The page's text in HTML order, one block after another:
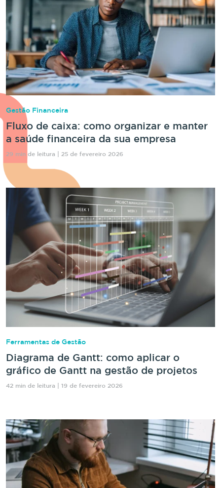
Gestão Financeira
Fluxo de caixa: como organizar e manter
a saúde financeira da sua empresa
29 min de leitura | 25 de fevereiro 2026
Ferramentas de Gestão
Diagrama de Gantt: como aplicar o
gráfico de Gantt na gestão de projetos
42 min de leitura | 19 de fevereiro 2026